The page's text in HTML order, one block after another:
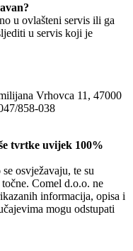
u ovlašteni servis ili ga
u servis koji je
Vrhovca 11, 47000
858-038
tvrtke uvijek 100%
osvježavaju, te su
Comel d.o.o. ne
informacija, opisa i
mogu odstupati